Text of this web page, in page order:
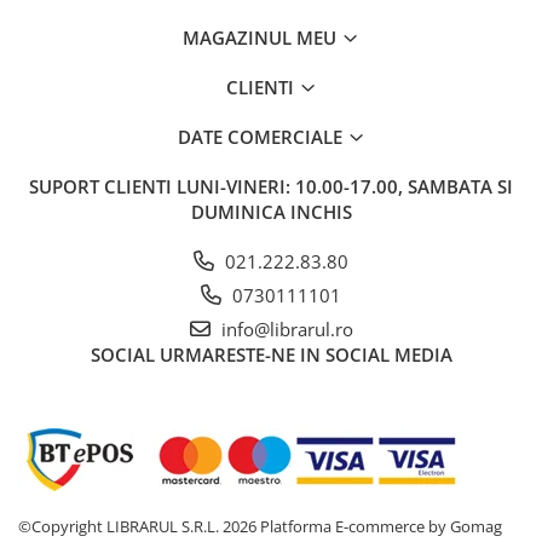
Ghiduri de calatorie, harti
Carti de colorat pentru adulti
Cursuri universitare
Istorie
Biografii, memorii si jurnale
MAGAZINUL MEU
CLIENTI
DATE COMERCIALE
SUPORT CLIENTI LUNI-VINERI: 10.00-17.00, SAMBATA SI
DUMINICA INCHIS
021.222.83.80
0730111101
info@librarul.ro
SOCIAL URMARESTE-NE IN SOCIAL MEDIA
©Copyright LIBRARUL S.R.L. 2026 Platforma E-commerce by Gomag